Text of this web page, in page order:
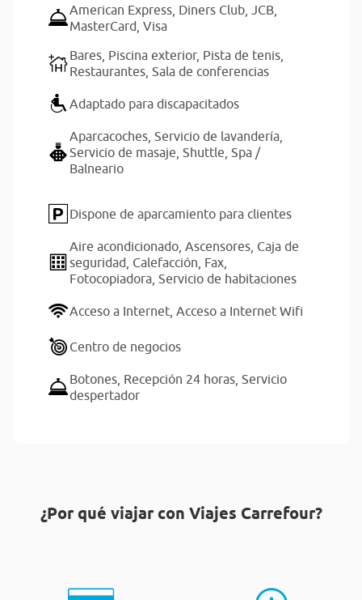
American Express, Diners Club, JCB,
MasterCard, Visa
Bares, Piscina exterior, Pista de tenis,
Restaurantes, Sala de conferencias
Adaptado para discapacitados
Aparcacoches, Servicio de lavandería,
Servicio de masaje, Shuttle, Spa /
Balneario
Dispone de aparcamiento para clientes
Aire acondicionado, Ascensores, Caja de
seguridad, Calefacción, Fax,
Fotocopiadora, Servicio de habitaciones
Acceso a Internet, Acceso a Internet Wifi
Centro de negocios
Botones, Recepción 24 horas, Servicio
despertador
¿Por qué viajar con Viajes Carrefour?